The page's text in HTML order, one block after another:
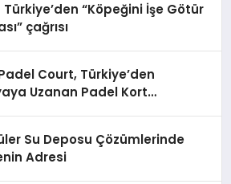
Türkiye’den “Köpeğini İşe Götür
çağrısı
Court, Türkiye’den
Uzanan Padel Kort
Su Deposu Çözümlerinde
Adresi